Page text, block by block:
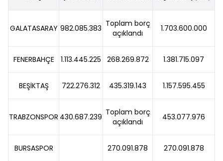
GALATASARAY 982.085.383 Toplam borç
açıklandı
1.703.600.000
FENERBAHÇE 1.113.445.225 268.269.872 1.381.715.097
BEŞİKTAŞ 722.276.312 435.319.143 1.157.595.455
TRABZONSPOR 430.687.239 Toplam borç
açıklandı
453.077.976
BURSASPOR 270.091.878 270.091.878